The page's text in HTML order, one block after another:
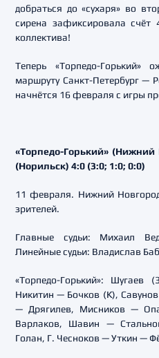
добраться до «сухаря» во
сирена зафиксировала счёт
коллектива!
Теперь «Торпедо-Горький»
маршруту Санкт-Петербург —
начнётся 16 февраля с игры
«Торпедо-Горький»
(Норильск) 4:0 (3:0; 1:0; 0:0)
11 февраля. Нижний
зрителей.
Главные судьи: Михаил
Линейные судьи: Владислав
«Торпедо-Горький»: Шугаев
Никитин — Бочков (К),
— Дрягилев, Мисников —
Варлаков, Шавин —
Голан, Г. Чесноков — Уткин —